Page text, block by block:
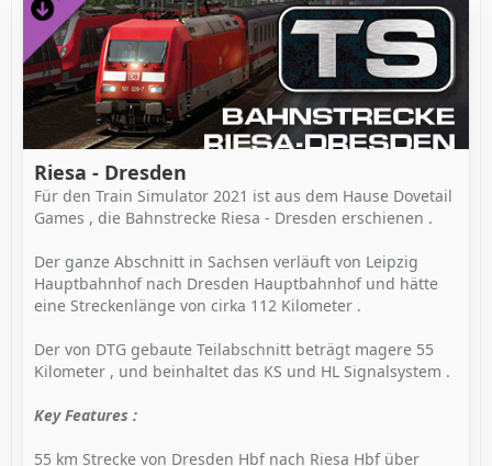
Riesa - Dresden
Für den Train Simulator 2021 ist aus dem Hause Dovetail
Games , die Bahnstrecke Riesa - Dresden erschienen .
Der ganze Abschnitt in Sachsen verläuft von Leipzig
Hauptbahnhof nach Dresden Hauptbahnhof und hätte
eine Streckenlänge von cirka 112 Kilometer .
Der von DTG gebaute Teilabschnitt beträgt magere 55
Kilometer , und beinhaltet das KS und HL Signalsystem .
Key Features :
55 km Strecke von Dresden Hbf nach Riesa Hbf über